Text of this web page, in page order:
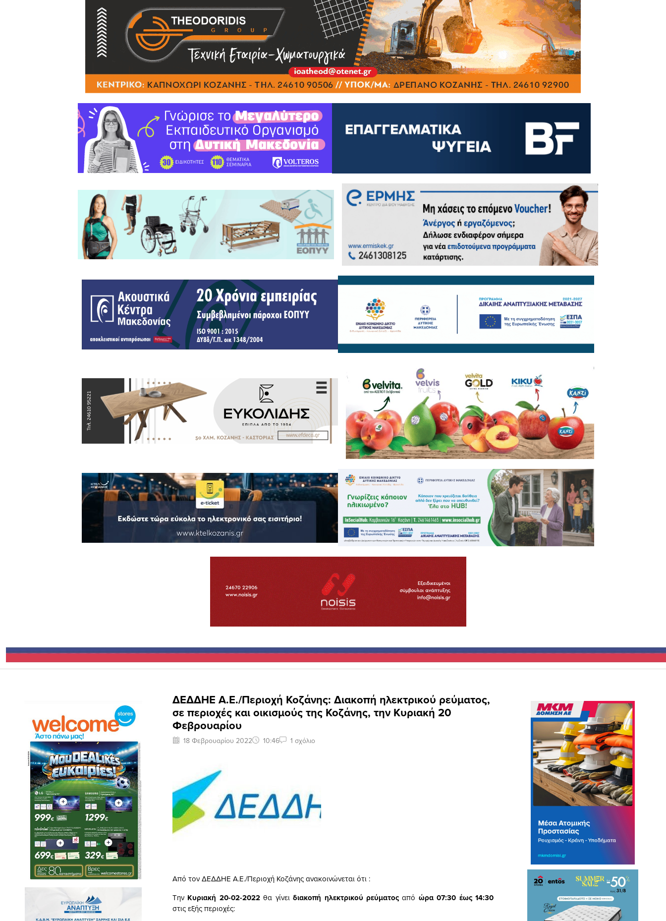
ΔΕΔΔΗΕ Α.Ε./Περιοχή Κοζάνης: Διακοπή ηλεκτρικού ρεύματος,
σε περιοχές και οικισμούς της Κοζάνης, την Κυριακή 20
Φεβρουαρίου
18 Φεβρουαρίου 2022 10:46 1 σχόλιο
Από τον ΔΕΔΔΗΕ Α.Ε./Περιοχή Κοζάνης ανακοινώνεται ότι :
Tην Κυριακή 20-02-2022θα γίνειδιακοπή ηλεκτρικού ρεύματοςαπό ώρα 07:30 έως 14:30
στις εξής περιοχές: